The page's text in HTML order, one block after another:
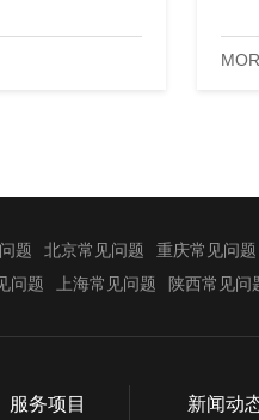
题 北京常见问题
重庆常见问题
问题 上海常见问题 陕西常见问
服务项目 新闻动